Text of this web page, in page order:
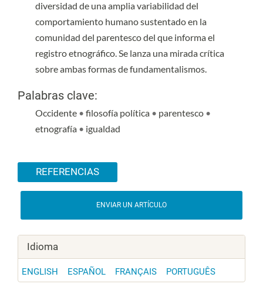
diversidad de una amplia variabilidad del
comportamiento humano sustentado en la
comunidad del parentesco del que informa el
registro etnográfico. Se lanza una mirada crítica
sobre ambas formas de fundamentalismos.
Palabras clave:
Occidente • filosofía política • parentesco •
etnografía • igualdad
REFERENCIAS
ENVIAR UN ARTÍCULO
Idioma
ENGLISH ESPAÑOL FRANÇAIS PORTUGUÊS